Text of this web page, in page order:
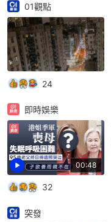
01觀點
24
00:48
即時娛樂
32
突發